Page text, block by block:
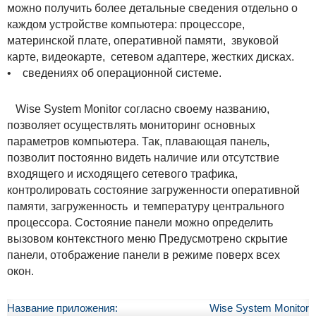
можно получить более детальные сведения отдельно о
каждом устройстве компьютера: процессоре,
материнской плате, оперативной памяти, звуковой
карте, видеокарте, сетевом адаптере, жестких дисках.
• сведениях об операционной системе.
Wise System Monitor согласно своему названию,
позволяет осуществлять мониторинг основных
параметров компьютера. Так, плавающая панель,
позволит постоянно видеть наличие или отсутствие
входящего и исходящего сетевого трафика,
контролировать состояние загруженности оперативной
памяти, загруженность и температуру центрального
процессора. Состояние панели можно определить
вызовом контекстного меню Предусмотрено скрытие
панели, отображение панели в режиме поверх всех
окон.
Название приложения: Wise System Monitor